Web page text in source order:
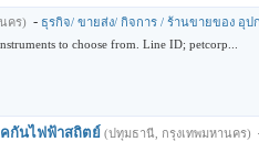
คร) - ธุรกิจ/ ขายส่ง/ กิจการ / ร้านขายของ อุป
to choose from. Line ID; petcorp...
กันไฟฟ้าสถิตย์ (ปทุมธานี, กรุงเทพมหานคร)